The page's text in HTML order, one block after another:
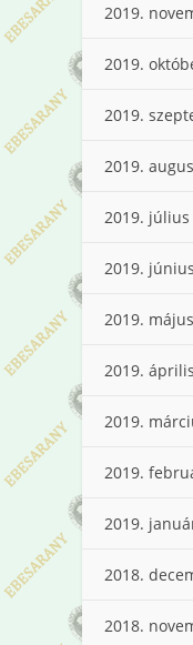
2019.
2019.
2019.
2019.
2019. július
2019. június
2019. május
2019. április
2019.
2019.
2019.
2018.
2018.